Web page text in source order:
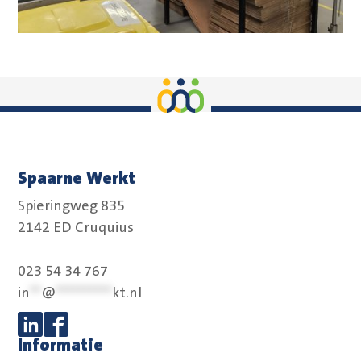
Spaarne Werkt
Spieringweg 835
2142 ED Cruquius
023 54 34 767
in
@ kt.nl
Volg ons op Linkedin
Volg ons op Facebook
Informatie